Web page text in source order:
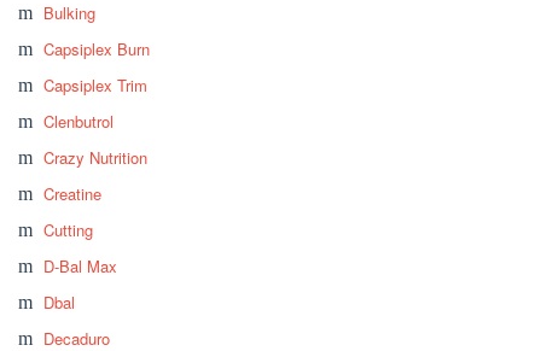
Bulking
Capsiplex Burn
Capsiplex Trim
Clenbutrol
Crazy Nutrition
Creatine
Cutting
D-Bal Max
Dbal
Decaduro